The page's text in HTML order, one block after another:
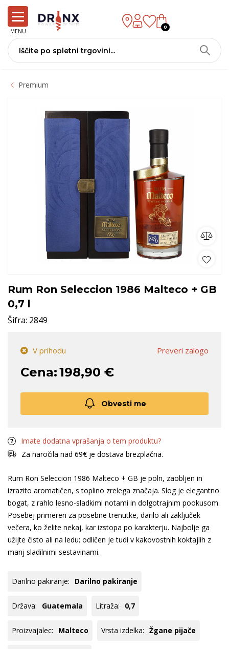
MENU
0
Premium
Rum Ron Seleccion 1986 Malteco + GB
0,7 l
Šifra: 2849
Preveri zalogo
V prihodu
Cena:198,90 €
Obvesti me
Imate dodatna vprašanja o tem produktu?
Za naročila nad 69€ je dostava brezplačna.
Rum Ron Seleccion 1986 Malteco + GB je poln, zaobljen in
izrazito aromatičen, s toplino zrelega značaja. Slog je elegantno
bogat, z rahlo lesno-sladkimi notami in dolgotrajnim pookusom.
Posebej primeren za posebne trenutke, darilo ali zaključek
večera, ko želite nekaj, kar izstopa po karakterju. Najbolje ga
užijte čisto ali na ledu; odličen je tudi v kakovostnih koktajlih z
manj sladilnimi sestavinami.
Darilno pakiranje: Darilno pakiranje
Država: Guatemala Litraža: 0,7
Proizvajalec: Malteco Vrsta izdelka: Žgane pijače